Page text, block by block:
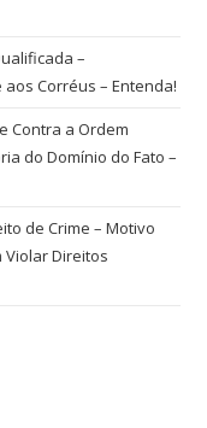
–
Corréus – Entenda!
Contra a Ordem
do Domínio do Fato –
de Crime – Motivo
Violar Direitos